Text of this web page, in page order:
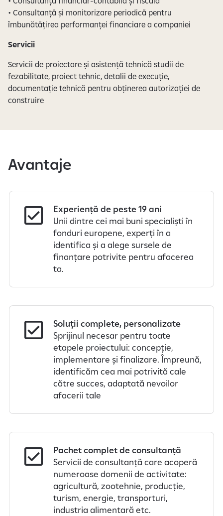
• Consultanță și monitorizare periodică pentru
îmbunătățirea performanței financiare a companiei
Servicii
Servicii de proiectare și asistență tehnică studii de
fezabilitate, proiect tehnic, detalii de execuție,
documentație tehnică pentru obținerea autorizației de
construire
Avantaje
Experiență de peste 19 ani
Unii dintre cei mai buni specialiști în
fonduri europene, experți în a
identifica și a alege sursele de
finanțare potrivite pentru afacerea
ta.
Soluții complete, personalizate
Sprijinul necesar pentru toate
etapele proiectului: concepție,
implementare și finalizare. Împreună,
identificăm cea mai potrivită cale
către succes, adaptată nevoilor
afacerii tale
Pachet complet de consultanță
Servicii de consultanță care acoperă
numeroase domenii de activitate:
agricultură, zootehnie, producție,
turism, energie, transporturi,
industria alimentară etc.